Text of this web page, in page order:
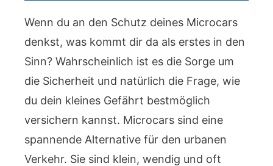
Wenn du an den Schutz deines Microcars
denkst, was kommt dir da als erstes in den
Sinn? Wahrscheinlich ist es die Sorge um
die Sicherheit und natürlich die Frage, wie
du dein kleines Gefährt bestmöglich
versichern kannst. Microcars sind eine
spannende Alternative für den urbanen
Verkehr. Sie sind klein, wendig und oft